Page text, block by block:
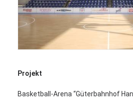
Projekt
Basketball-Arena “Güterbahnhof